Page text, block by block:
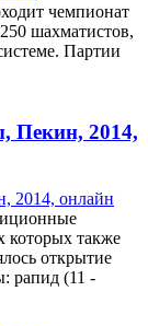
чемпионат
шахматистов,
Партии
Пекин, 2014,
которых также
открытие
рапид (11 -